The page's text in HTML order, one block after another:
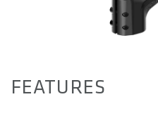
FEATURES